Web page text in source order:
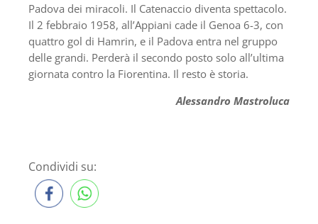
Padova dei miracoli. Il Catenaccio diventa spettacolo.
Il 2 febbraio 1958, all’Appiani cade il Genoa 6-3, con
quattro gol di Hamrin, e il Padova entra nel gruppo
delle grandi. Perderà il secondo posto solo all’ultima
giornata contro la Fiorentina. Il resto è storia.
Alessandro Mastroluca
Condividi su: